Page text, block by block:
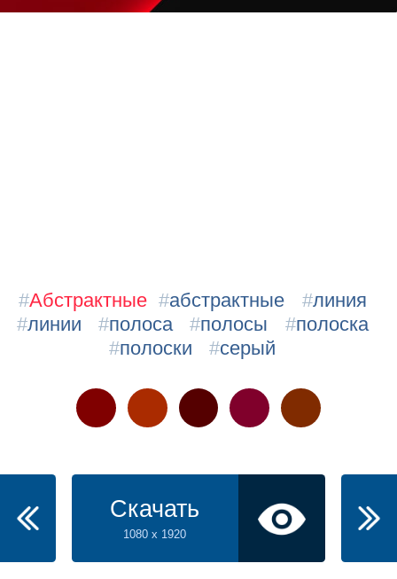
#Абстрактные #абстрактные #линия
#линии #полоса #полосы #полоска
#полоски #серый
Скачать
1080 x 1920